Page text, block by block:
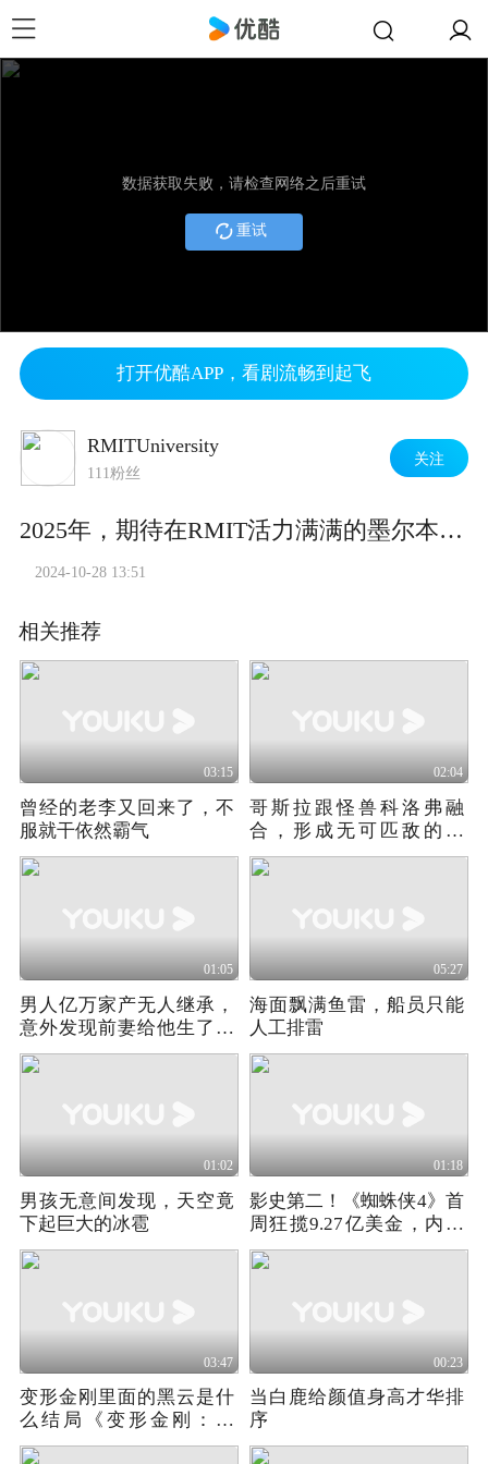
数据获取失败，请检查网络之后重试
重试
打开优酷APP，看剧流畅到起飞
RMITUniversity
111粉丝
关注
2025年，期待在RMIT活力满满的墨尔本校园中，迎接国际新生的到来。
2024-10-28 13:51
相关推荐
03:15
曾经的老李又回来了，不
服就干依然霸气
02:04
哥斯拉跟怪兽科洛弗融
合，形成无可匹敌的怪
物！
01:05
男人亿万家产无人继承，
意外发现前妻给他生了孩
子
05:27
海面飘满鱼雷，船员只能
人工排雷
01:02
男孩无意间发现，天空竟
下起巨大的冰雹
01:18
影史第二！《蜘蛛侠4》首
周狂揽9.27亿美金，内地
成最大金主
03:47
变形金刚里面的黑云是什
么结局《变形金刚：起
源》
00:23
当白鹿给颜值身高才华排
序